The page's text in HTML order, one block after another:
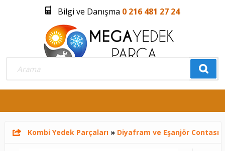
Bilgi ve Danışma 0 216 481 27 24
Üye Girişi Üye Olmak İstiyorum
Kombi Yedek Parçaları» Diyafram ve Eşanjör Contası